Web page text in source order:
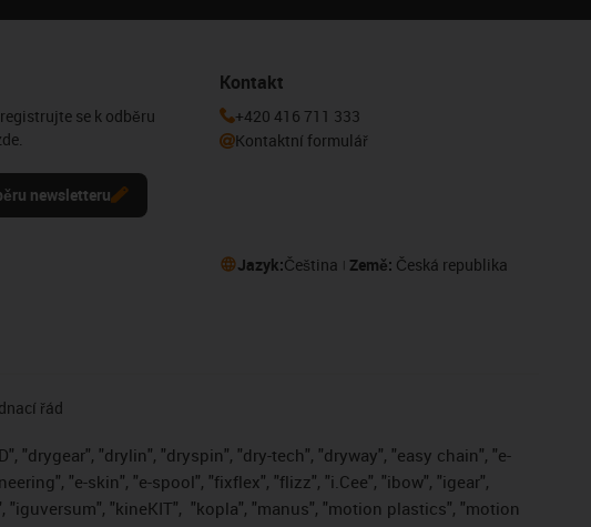
se k odběru
newsletteru
Kontakt
+420 416 711 333
Kontaktní formulář
Jazyk:Čeština Země: Česká republika
řád
"drygear", "drylin", "dryspin", "dry-tech", "dryway", "easy chain", "e-
"e-skin", "e-spool", "fixflex", "flizz", "i.Cee", "ibow", "igear",
"iguversum", "kineKIT", "kopla", "manus", "motion plastics", "motion